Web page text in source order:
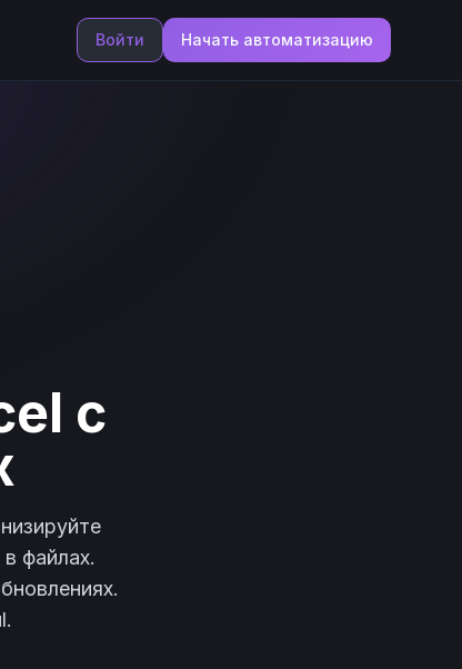
Войти Начать автоматизацию
с
файлах.